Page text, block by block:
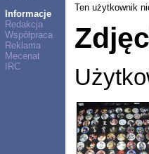
Informacje
Redakcja
Współpraca
Reklama
Mecenat
IRC
Ten użytkownik